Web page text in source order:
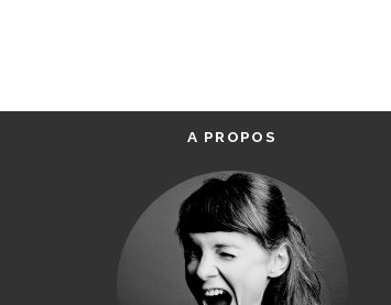
A PROPOS